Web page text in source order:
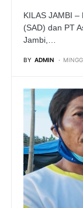
KILAS JAMBI
(SAD) dan PT
Jambi,…
BY ADMIN